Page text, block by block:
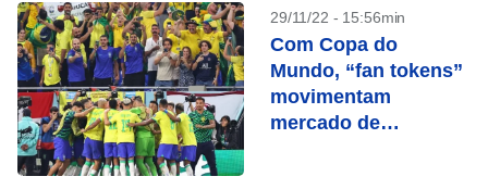
29/11/22 - 15:56min
Com Copa do
Mundo, “fan tokens”
movimentam
mercado de